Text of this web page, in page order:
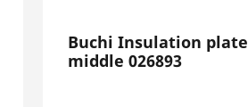
Buchi Insulation plate
middle 026893